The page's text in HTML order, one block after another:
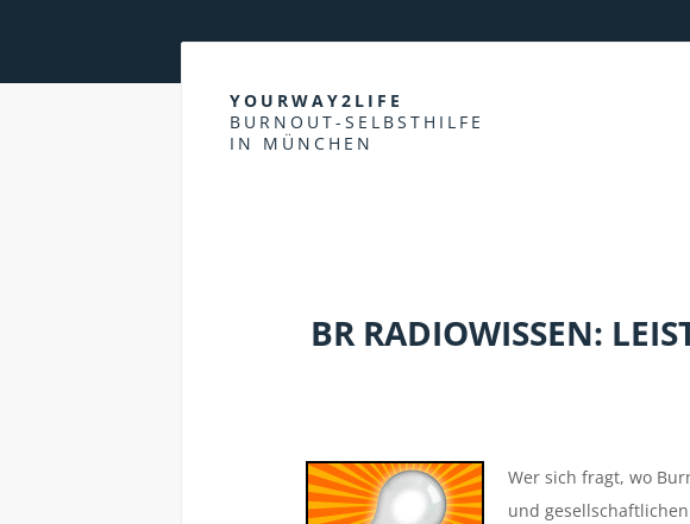
YOURWAY2LIFE
BURNOUT-SELBSTHILFE
IN MÜNCHEN
BR RADIOWISSEN:
Wer sich fragt, wo
und